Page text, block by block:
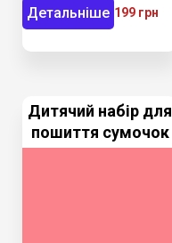
Детальніше 199 грн
Дитячий набір для
пошиття сумочок